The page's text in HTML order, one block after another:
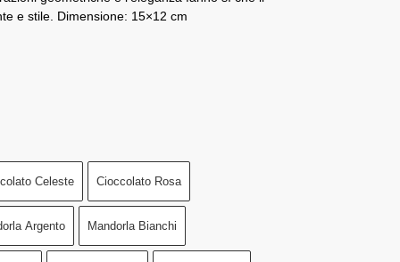
e stile. Dimensione: 15×12 cm
Celeste Cioccolato Rosa
Argento Mandorla Bianchi